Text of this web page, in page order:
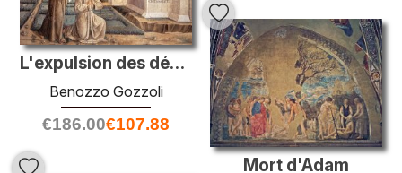
L'expulsion des démons d'Arezzo
Benozzo Gozzoli
€186.00€107.88
Mort d'Adam